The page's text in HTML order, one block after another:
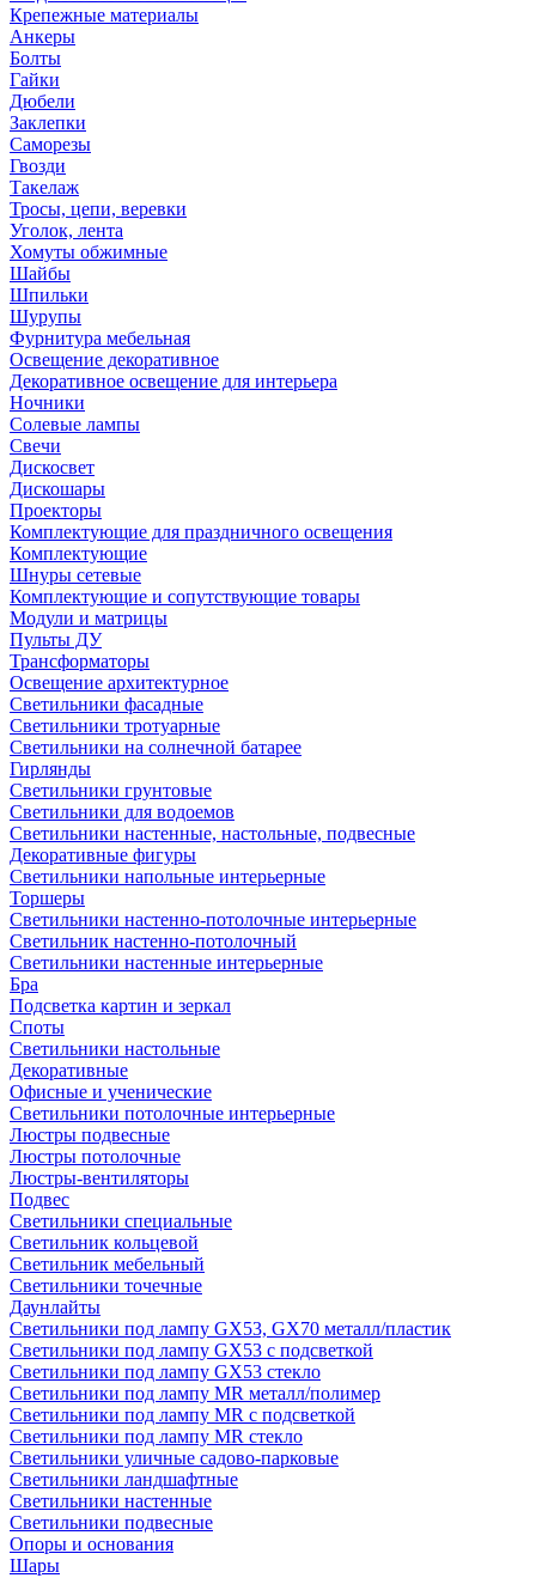
Крепежные материалы
Анкеры
Болты
Гайки
Дюбели
Заклепки
Саморезы
Гвозди
Такелаж
Тросы, цепи, веревки
Уголок, лента
Хомуты обжимные
Шайбы
Шпильки
Шурупы
Фурнитура мебельная
Освещение декоративное
Декоративное освещение для интерьера
Ночники
Солевые лампы
Свечи
Дискосвет
Дискошары
Проекторы
Комплектующие для праздничного освещения
Комплектующие
Шнуры сетевые
Комплектующие и сопутствующие товары
Модули и матрицы
Пульты ДУ
Трансформаторы
Освещение архитектурное
Светильники фасадные
Светильники тротуарные
Светильники на солнечной батарее
Гирлянды
Светильники грунтовые
Светильники для водоемов
Светильники настенные, настольные, подвесные
Декоративные фигуры
Светильники напольные интерьерные
Торшеры
Светильники настенно-потолочные интерьерные
Светильник настенно-потолочный
Светильники настенные интерьерные
Бра
Подсветка картин и зеркал
Споты
Светильники настольные
Декоративные
Офисные и ученические
Светильники потолочные интерьерные
Люстры подвесные
Люстры потолочные
Люстры-вентиляторы
Подвес
Светильники специальные
Светильник кольцевой
Светильник мебельный
Светильники точечные
Даунлайты
Светильники под лампу GX53, GX70 металл/пластик
Светильники под лампу GX53 с подсветкой
Светильники под лампу GX53 стекло
Светильники под лампу MR металл/полимер
Светильники под лампу MR с подсветкой
Светильники под лампу MR стекло
Светильники уличные садово-парковые
Светильники ландшафтные
Светильники настенные
Светильники подвесные
Опоры и основания
Шары